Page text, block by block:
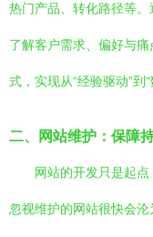
热门产品、转化路径等
了解客户需求、偏好与
式，实现从“经验驱动”到
二、网站维护：保障
网站的开发只是起点
忽视维护的网站很快会沦